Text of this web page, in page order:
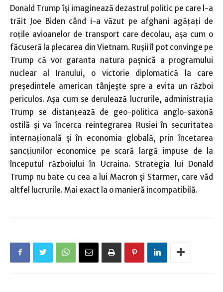
Donald Trump îşi imaginează dezastrul politic pe care l-a
trăit Joe Biden când i-a văzut pe afghani agăţaţi de
roţile avioanelor de transport care decolau, aşa cum o
făcuseră la plecarea din Vietnam. Ruşii îl pot convinge pe
Trump că vor garanta natura paşnică a programului
nuclear al Iranului, o victorie diplomatică la care
preşedintele american tânjeşte spre a evita un război
periculos. Aşa cum se derulează lucrurile, administraţia
Trump se distanţează de geo-politica anglo-saxonă
ostilă şi va încerca reintegrarea Rusiei în securitatea
internaţională şi în economia globală, prin încetarea
sancţiunilor economice pe scară largă impuse de la
începutul războiului în Ucraina. Strategia lui Donald
Trump nu bate cu cea a lui Macron şi Starmer, care văd
altfel lucrurile. Mai exact la o manieră incompatibilă.